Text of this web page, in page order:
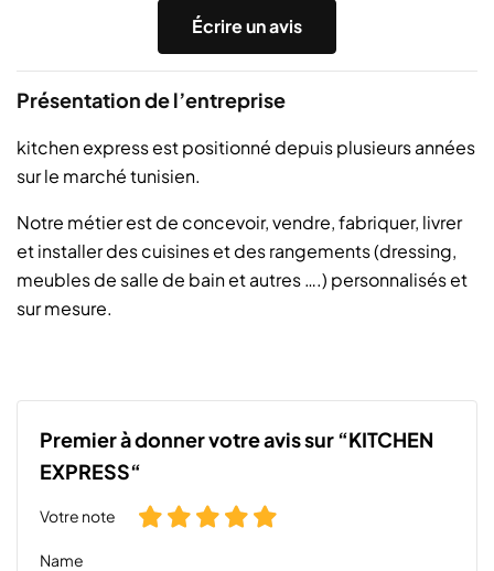
Écrire un avis
Présentation de l’entreprise
kitchen express est positionné depuis plusieurs années
sur le marché tunisien.
Notre métier est de concevoir, vendre, fabriquer, livrer
et installer des cuisines et des rangements (dressing,
meubles de salle de bain et autres ….) personnalisés et
sur mesure.
Premier à donner votre avis sur “KITCHEN
EXPRESS“
Votre note
Name